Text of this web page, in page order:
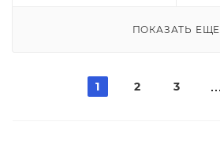
ПОКАЗАТЬ ЕЩЕ
1 2 3